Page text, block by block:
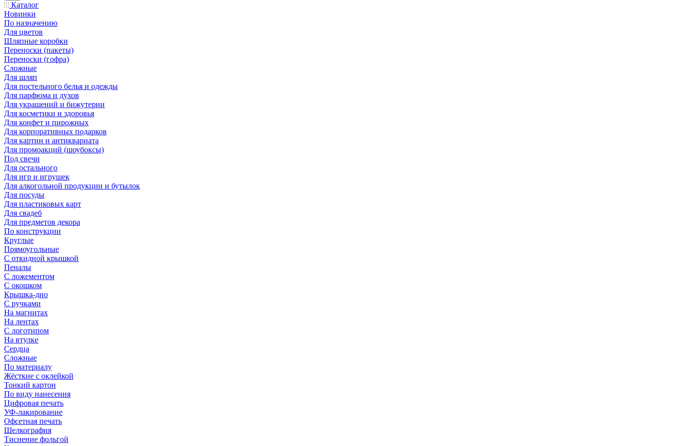
Каталог
Новинки
По назначению
Для цветов
Шляпные коробки
Переноски (пакеты)
Переноски (гофра)
Сложные
Для шляп
Для постельного белья и одежды
Для парфюма и духов
Для украшений и бижутерии
Для косметики и здоровья
Для конфет и пирожных
Для корпоративных подарков
Для картин и антиквариата
Для промоакций (шоубоксы)
Под свечи
Для остального
Для игр и игрушек
Для алкогольной продукции и бутылок
Для посуды
Для пластиковых карт
Для свадеб
Для предметов декора
По конструкции
Круглые
Прямоугольные
С откидной крышкой
Пеналы
С ложементом
С окошком
Крышка-дно
С ручками
На магнитах
На лентах
С логотипом
На втулке
Сердца
Сложные
По материалу
Жёсткие с оклейкой
Тонкий картон
По виду нанесения
Цифровая печать
УФ-лакирование
Офсетная печать
Шелкография
Тиснение фольгой